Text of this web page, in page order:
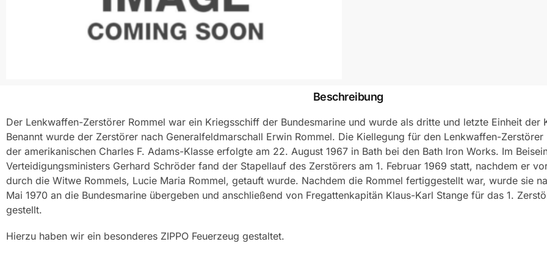
Beschreibung
Der Lenkwaffen-Zerstörer Rommel war ein Kriegsschiff der Bundesmarine und wurde als dritte und letzte Einheit der
Benannt wurde der Zerstörer nach Generalfeldmarschall Erwin Rommel. Die Kiellegung für den Lenkwaffen-
der amerikanischen Charles F. Adams-Klasse erfolgte am 22. August 1967 in Bath bei den Bath Iron Works. Im
Verteidigungsministers Gerhard Schröder fand der Stapellauf des Zerstörers am 1. Februar 1969 statt, nachdem er
durch die Witwe Rommels, Lucie Maria Rommel, getauft wurde. Nachdem die Rommel fertiggestellt war, wurde sie
Mai 1970 an die Bundesmarine übergeben und anschließend von Fregattenkapitän Klaus-Karl Stange für das 1.
gestellt.
Hierzu haben wir ein besonderes ZIPPO Feuerzeug gestaltet.